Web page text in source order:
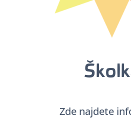
Zde najdete